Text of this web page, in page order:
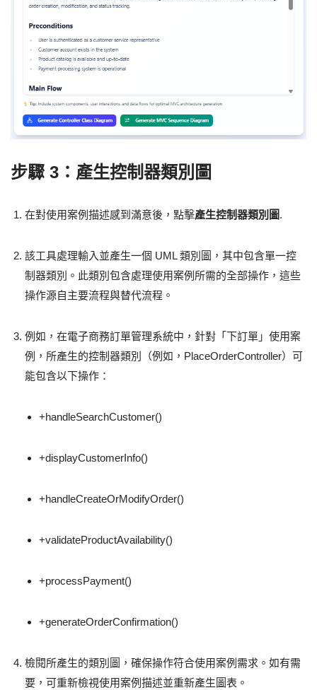
步驟 3：產生控制器類別圖
在對使用案例描述感到滿意後，點擊產生控制器類別圖.
該工具處理輸入並產生一個 UML 類別圖，其中包含單一控
制器類別。此類別包含處理使用案例所需的全部操作，這些
操作源自主要流程與替代流程。
例如，在電子商務訂單管理系統中，針對「下訂單」使用案
例，所產生的控制器類別（例如， PlaceOrderController）可
能包含以下操作：
+handleSearchCustomer()
+displayCustomerInfo()
+handleCreateOrModifyOrder()
+validateProductAvailability()
+processPayment()
+generateOrderConfirmation()
檢閱所產生的類別圖，確保操作符合使用案例需求。如有需
要，可重新檢視使用案例描述並重新產生圖表。